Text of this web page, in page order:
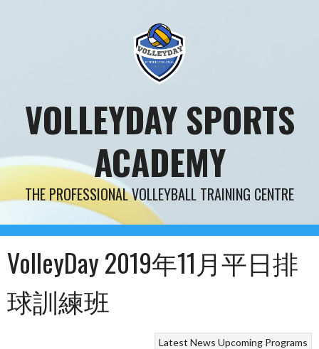
VOLLEYDAY SPORTS
ACADEMY
THE PROFESSIONAL VOLLEYBALL TRAINING CENTRE
VolleyDay 2019年11月平日排
球訓練班
Latest News Upcoming Programs